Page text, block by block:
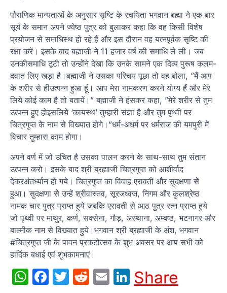
पौराणिक मान्यताओं के अनुसार सृष्टि के रचयिता भगवान बह्मा ने एक बार
सूर्य के समान अपने ज्येष्ठ पुत्र को बुलाकर कहा कि वह किसी विशेष
प्रयोजन से समाधिस्थ हो रहे हैं और इस दौरान वह यत्नपूर्वक सृष्टि की
रक्षा करें। इसके बाद बह्माजी ने 11 हजार वर्ष की समाधि ले ली। जब
उनकीसमाधि टूटी तो उन्होंने देखा कि उनके सामने एक दिव्य पुरूष कलम-
दवात लिए खड़ा है।बह्माजी ने उसका परिचय पूछा तो वह बोला, ”मैं आप
के शरीर से हीउत्पन्न हुआ हूं। आप मेरा नामकरण करने योग्य हैं और मेरे
लिये कोई काम है तो बतायें।” बह्माजी ने हंसकर कहा, ”मेरे शरीर से तुम
उत्पन्न हुए होइसलिये ‘कायस्थ’ तुम्हारी संज्ञा है और तुम पृथ्वी पर
चित्रगुप्त के नाम से विख्यात होगे।”धर्म-अधर्म पर धर्मराज की यमपुरी में
विचार तुम्हारा काम होगा।
अपने वर्ण में जो उचित है उसका पालन करने के साथ-साथ तुम संतान
उत्पन्न करो। इसके बाद श्री ब्रह्माजी चित्रगुप्त को आशीर्वाद
देकरअंतर्ध्यान हो गये। चित्रगुप्त का विवाह एरावती और सुदक्षणा से
हुआ। सुदक्षणा से उन्हें श्रीवास्तव, सूरजध्वज, निगम और कुलश्रेष्ठ
नामक चार पुत्र प्राप्त हुये जबकि एरावती से आठ पुत्र रत्न प्राप्त हुये
जो पृथ्वी पर माथुर, कर्ण, सक्सेना, गौड़, अस्थाना, अम्बष्ठ, भटनागर और
बाल्मीक नाम से विख्यात हुये।भगवान श्री ब्रह्माजी के अंश, भगवान
#चित्रगुप्त जी के पावन प्रकटोत्सव के शुभ अवसर पर आप सभी को
हार्दिक बधाई एवं शुभकामनाएं।
WhatsApp
Facebook
Twitter
Reddit
EmailLinkedIn
Share